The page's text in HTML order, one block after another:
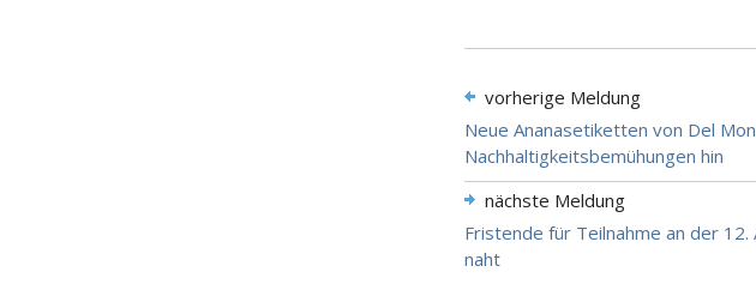
vorherige Meldung
Neue Ananasetiketten von Del
Nachhaltigkeitsbemühungen hin
nächste Meldung
Fristende für Teilnahme an der
naht